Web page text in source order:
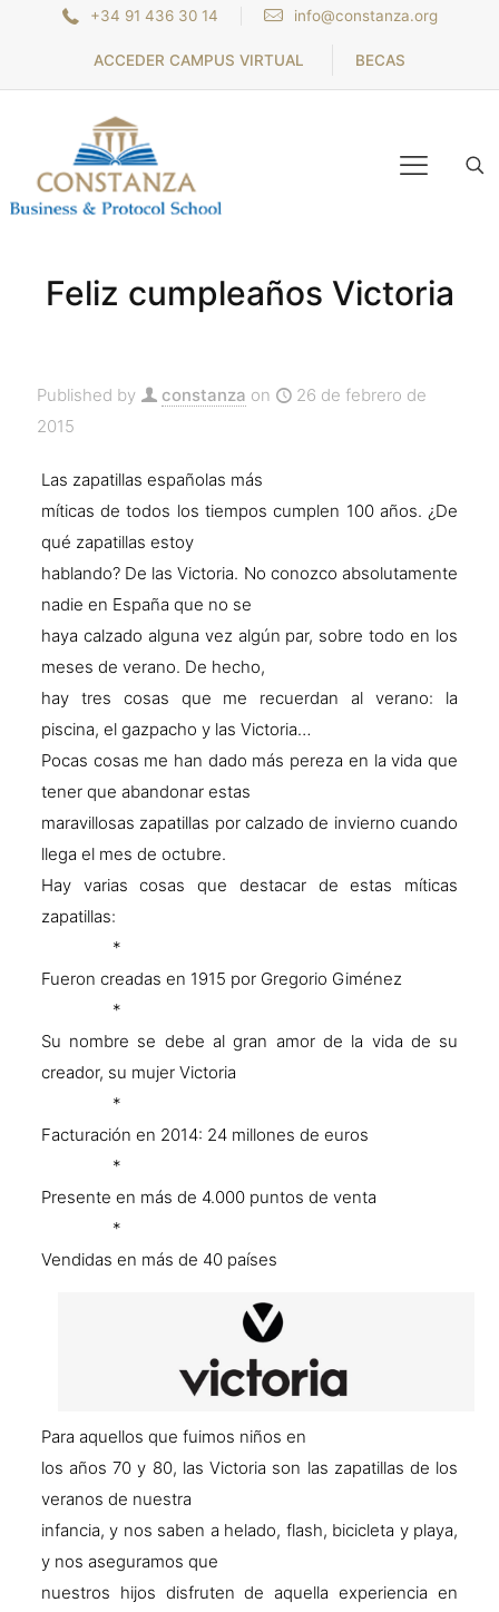
+34 91 436 30 14 info@constanza.org
ACCEDER CAMPUS VIRTUAL BECAS
Feliz cumpleaños Victoria
Published by constanza on
26 de febrero de
2015
Las zapatillas españolas más
míticas de todos los tiempos cumplen 100 años. ¿De
qué zapatillas estoy
hablando? De las Victoria. No conozco absolutamente
nadie en España que no se
haya calzado alguna vez algún par, sobre todo en los
meses de verano. De hecho,
hay tres cosas que me recuerdan al verano: la
piscina, el gazpacho y las Victoria…
Pocas cosas me han dado más pereza en la vida que
tener que abandonar estas
maravillosas zapatillas por calzado de invierno cuando
llega el mes de octubre.
Hay varias cosas que destacar de estas míticas
zapatillas:
*
Fueron creadas en 1915 por Gregorio Giménez
*
Su nombre se debe al gran amor de la vida de su
creador, su mujer Victoria
*
Facturación en 2014: 24 millones de euros
*
Presente en más de 4.000 puntos de venta
*
Vendidas en más de 40 países
Para aquellos que fuimos niños en
los años 70 y 80, las Victoria son las zapatillas de los
veranos de nuestra
infancia, y nos saben a helado, flash, bicicleta y playa,
y nos aseguramos que
nuestros hijos disfruten de aquella experiencia en